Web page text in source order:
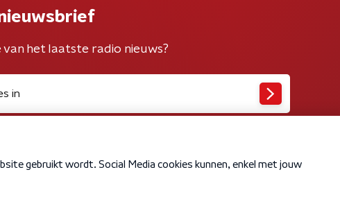
nieuwsbrief
het laatste radio nieuws?